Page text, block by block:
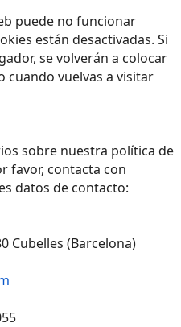
puede no funcionar
están desactivadas. Si
se volverán a colocar
cuando vuelvas a visitar
sobre nuestra política de
favor, contacta con
datos de contacto:
Cubelles (Barcelona)